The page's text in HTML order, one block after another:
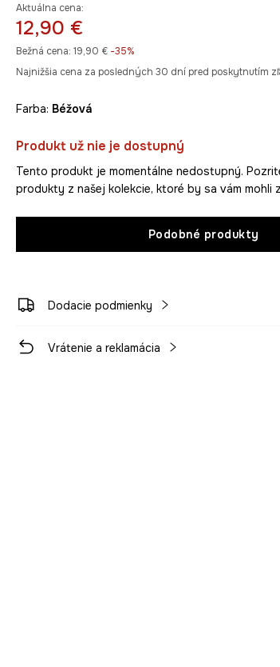
Aktuálna cena:
12,90 €
Bežná cena: 19,90 €-35%
Najnižšia cena za posledných 30 dní pred poskytnutím
Farba: béžová
Produkt už nie je dostupný
Tento produkt je momentálne nedostupný.
produkty z našej kolekcie, ktoré by sa vám mohli
Podobné produkty
Dodacie podmienky
Vrátenie a reklamácia